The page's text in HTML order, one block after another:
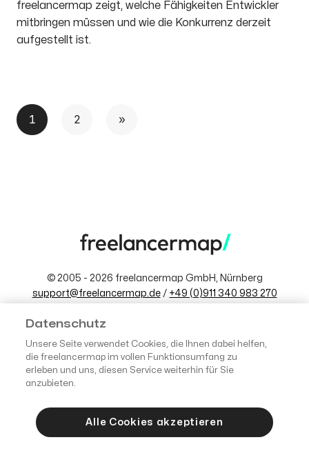
freelancermap zeigt, welche Fähigkeiten Entwickler
mitbringen müssen und wie die Konkurrenz derzeit
aufgestellt ist.
Seitennummerierung
1 2 »
© 2005 - 2026 freelancermap GmbH, Nürnberg
support@freelancermap.de/ +49 (0)911 340 983 270
Maskulinum verwendet. Die in diesem Blog verwendeten
Personenbezeichnungen beziehen sich – sofern nicht anders
kenntlich gemacht – auf alle Geschlechter.
Datenschutz
Unsere Seite verwendet Cookies, die Ihnen dabei helfen,
die freelancermap im vollen Funktionsumfang zu
erleben und uns, diesen Service weiterhin für Sie
anzubieten.
Alle Cookies akzeptieren